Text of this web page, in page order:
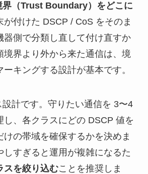
界（Trust Boundary）をどこに
が付けた DSCP / CoS をそのま
器側で分類し直して付け直すか
境界より外から来た通信は、境
キングする設計が基本です。
計です。守りたい通信を 3〜4
し、各クラスにどの DSCP 値を
の帯域を確保するかを決めま
しすぎると運用が複雑になるた
スを絞り込むことを推奨しま